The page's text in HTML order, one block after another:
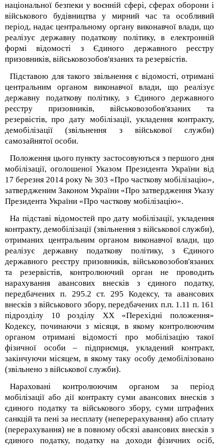
національної безпеки у воєнній сфері, сферах оборони і
військового будівництва у мирний час та особливий
період, надає центральному органу виконавчої влади, що
реалізує державну податкову політику, в електронній
формі відомості з Єдиного державного реєстру
призовників, військовозобов'язаних та резервістів.
Підставою для такого звільнення є відомості, отримані
центральним органом виконавчої влади, що реалізує
державну податкову політику, з Єдиного державного
реєстру призовників, військовозобов'язаних та
резервістів, про дату мобілізації, укладення контракту,
демобілізації (звільнення з військової служби)
самозайнятої особи.
Положення цього пункту застосовуються з першого дня
мобілізації, оголошеної Указом Президента України від
17 березня 2014 року № 303 «Про часткову мобілізацію»,
затвердженим Законом України «Про затвердження Указу
Президента України «Про часткову мобілізацію».
На підставі відомостей про дату мобілізації, укладення
контракту, демобілізації (звільнення з військової служби),
отриманих центральним органом виконавчої влади, що
реалізує державну податкову політику, з Єдиного
державного реєстру призовників, військовозобов'язаних
та резервістів, контролюючий орган не проводить
нарахування авансових внесків з єдиного податку,
передбачених п. 295.2 ст. 295 Кодексу, та авансових
внесків з військового збору, передбачених п.п. 1.11 п. 161
підрозділу 10 розділу XX «Перехідні положення»
Кодексу, починаючи з місяця, в якому контролюючим
органом отримані відомості про мобілізацію такої
фізичної особи – підприємця, укладений контракт,
закінчуючи місяцем, в якому таку особу демобілізовано
(звільнено з військової служби).
Нараховані контролюючим органом за період
мобілізації або дії контракту суми авансових внесків з
єдиного податку та військового збору, суми штрафних
санкцій та пені за несплату (неперерахування) або сплату
(перерахування) не в повному обсязі авансових внесків з
єдиного податку, податку на доходи фізичних осіб,